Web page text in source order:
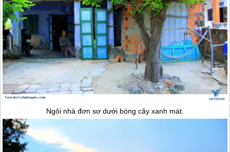
Ngôi nhà đơn sơ dưới bóng cây xanh mát.